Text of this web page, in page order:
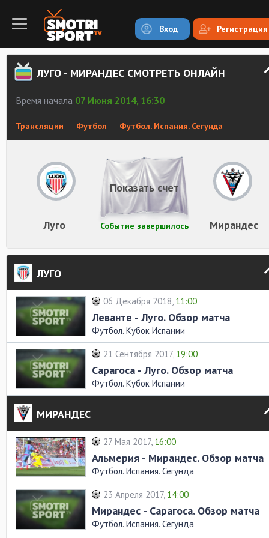
Вход Регистрация
ЛУГО - МИРАНДЕС СМОТРЕТЬ ОНЛАЙН
Время начала 07 Июня 2014, 16:30
Трансляции Футбол Футбол. Испания. Сегунда
Луго Мирандес
Событие завершилось
Показать счет
ЛУГО
06 Декабря 2018, 11:00
Леванте - Луго. Обзор матча
Футбол. Кубок Испании
21 Сентября 2017, 19:00
Сарагоса - Луго. Обзор матча
Футбол. Кубок Испании
МИРАНДЕС
27 Мая 2017, 16:00
Альмерия - Мирандес. Обзор матча
Футбол. Испания. Сегунда
23 Апреля 2017, 14:00
Мирандес - Сарагоса. Обзор матча
Футбол. Испания. Сегунда